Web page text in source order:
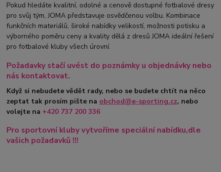
Pokud hledáte kvalitní, odolné a cenově dostupné fotbalové dresy
pro svůj tým, JOMA představuje osvědčenou volbu. Kombinace
funkčních materiálů, široké nabídky velikostí, možnosti potisku a
výborného poměru ceny a kvality dělá z dresů JOMA ideální řešení
pro fotbalové kluby všech úrovní.
Požadavky stačí uvést do poznámky u objednávky nebo
nás kontaktovat.
Když si nebudete vědět rady, nebo se budete chtít na něco
zeptat tak prosím pište na obchod@e-sporting.cz, nebo
volejte na +420 737 200 336
Pro sportovní kluby vytvoříme speciální nabídku,dle
vašich požadavků !!!